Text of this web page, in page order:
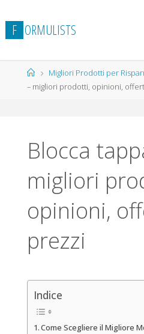
al
contenuto
F ORMULISTS
HomeMigliori Prodotti per
– migliori prodotti, opinioni,
Blocca
migliori
opinioni,
prezzi
Indice
Come Scegliere il Migliore